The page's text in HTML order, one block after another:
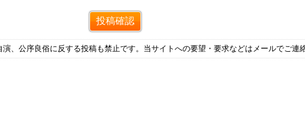
、公序良俗に反する投稿も禁止です。当サイトへの要望・要求などはメールでご連